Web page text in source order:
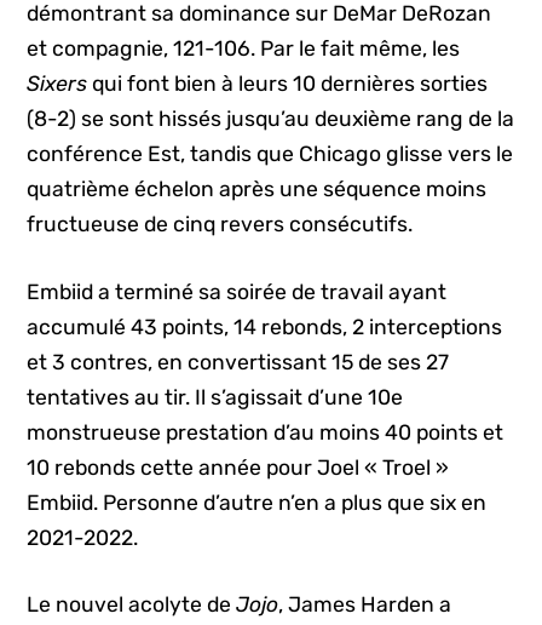
démontrant sa dominance sur DeMar DeRozan
et compagnie, 121-106. Par le fait même, les
Sixersqui font bien à leurs 10 dernières sorties
(8-2) se sont hissés jusqu’au deuxième rang de la
conférence Est, tandis que Chicago glisse vers le
quatrième échelon après une séquence moins
fructueuse de cinq revers consécutifs.
Embiid a terminé sa soirée de travail ayant
accumulé 43 points, 14 rebonds, 2 interceptions
et 3 contres, en convertissant 15 de ses 27
tentatives au tir. Il s’agissait d’une 10e
monstrueuse prestation d’au moins 40 points et
10 rebonds cette année pour Joel « Troel »
Embiid. Personne d’autre n’en a plus que six en
2021-2022.
Le nouvel acolyte deJojo, James Harden a